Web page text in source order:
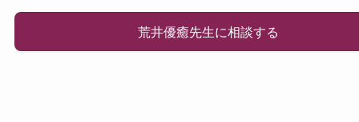
荒井優癒先生に相談する